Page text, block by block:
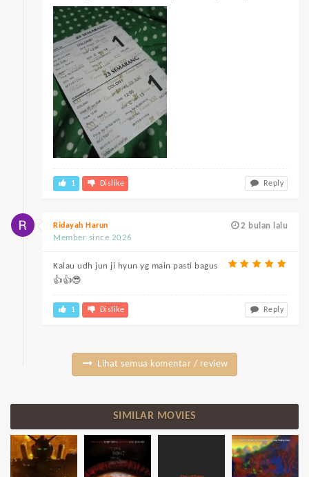
1 Dislike Reply
2 bulan lalu
Ridayah Harun
Member since 2026
Kalau udh jun ji hyun yg main pasti bagus
👍👍😎
1 Dislike Reply
Lihat semua komentar / review
SIMILAR MOVIES